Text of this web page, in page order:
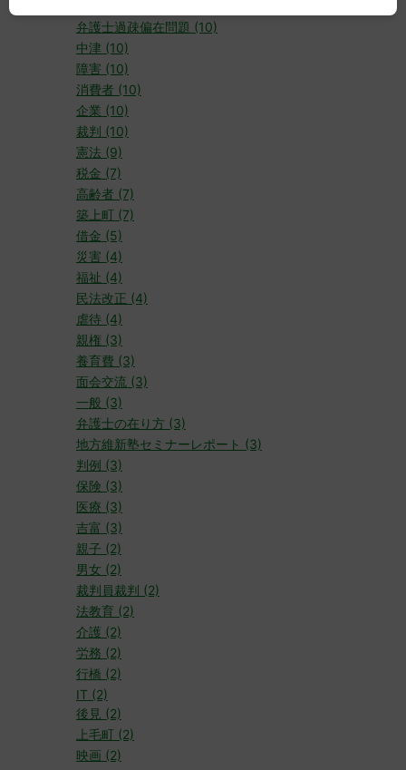
弁護士過疎偏在問題 (10)
中津 (10)
障害 (10)
消費者 (10)
企業 (10)
裁判 (10)
憲法 (9)
税金 (7)
高齢者 (7)
築上町 (7)
借金 (5)
災害 (4)
福祉 (4)
民法改正 (4)
虐待 (4)
親権 (3)
養育費 (3)
面会交流 (3)
一般 (3)
弁護士の在り方 (3)
地方維新塾セミナーレポート (3)
判例 (3)
保険 (3)
医療 (3)
吉富 (3)
親子 (2)
男女 (2)
裁判員裁判 (2)
法教育 (2)
介護 (2)
労務 (2)
行橋 (2)
IT (2)
後見 (2)
上毛町 (2)
映画 (2)